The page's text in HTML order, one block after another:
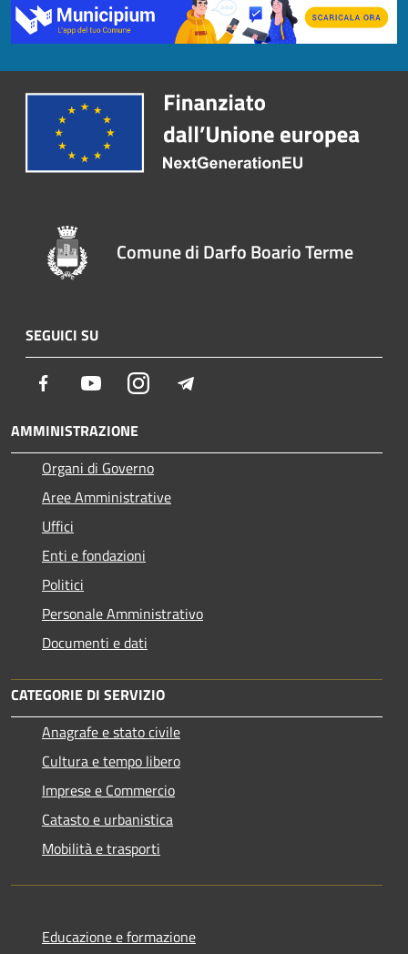
Comune di Darfo Boario Terme
SEGUICI SU
Facebook YoutubeInstagram
AMMINISTRAZIONE
Organi di Governo
Aree Amministrative
Uffici
Enti e fondazioni
Politici
Personale Amministrativo
Documenti e dati
CATEGORIE DI SERVIZIO
Anagrafe e stato civile
Cultura e tempo libero
Imprese e Commercio
Catasto e urbanistica
Mobilità e trasporti
Educazione e formazione